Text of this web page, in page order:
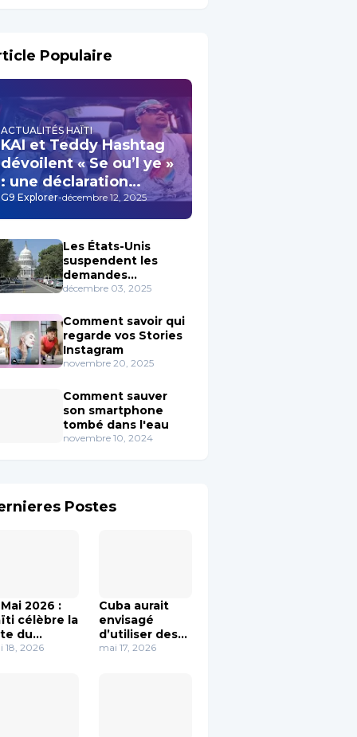
Populaire
ACTUALITÉS HAÏTI
KAI et Teddy Hashtag
dévoilent « Se ou’l ye »
: une déclaration
d’amour profonde qui
résonne au cœur de la
musique haïtienne
G9 Explorer-décembre 12, 2025
Les États-Unis
suspendent les
demandes
d’immigration en
pays y Compris Haïti
décembre 03, 2025
Comment savoir qui
regarde vos Stories
Instagram
novembre 20, 2025
Comment sauver
son smartphone
tombé dans l'eau
novembre 10, 2024
Postes
2026 :
célèbre la
du
dans
18, 2026
Cuba aurait
envisagé
d’utiliser des
drones contre
mai 17, 2026